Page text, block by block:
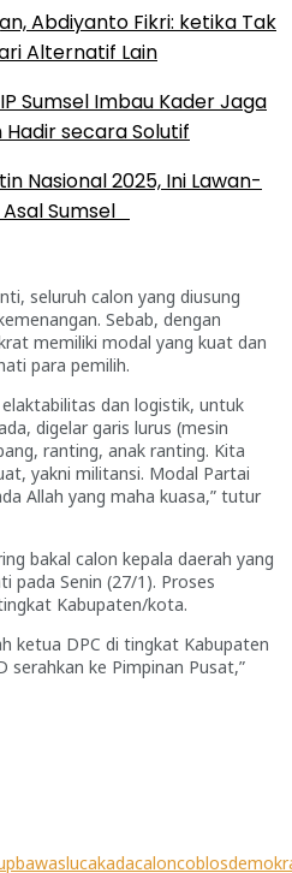
Abdiyanto Fikri: ketika Tak
Alternatif Lain
Sumsel Imbau Kader Jaga
secara Solutif
Nasional 2025, Ini Lawan-
Sumsel
seluruh calon yang diusung
Sebab, dengan
memiliki modal yang kuat dan
para pemilih.
dan logistik, untuk
digelar garis lurus (mesin
ranting, anak ranting. Kita
yakni militansi. Modal Partai
Allah yang maha kuasa,” tutur
bakal calon kepala daerah yang
pada Senin (27/1). Proses
Kabupaten/kota.
ketua DPC di tingkat Kabupaten
serahkan ke Pimpinan Pusat,”
bawaslucakadacaloncoblos